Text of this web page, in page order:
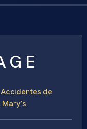
Accidentes de